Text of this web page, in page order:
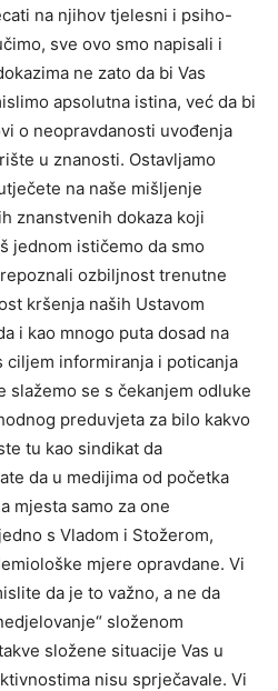
na njihov tjelesni i psiho-
sve ovo smo napisali i
ne zato da bi Vas
apsolutna istina, već da bi
o neopravdanosti uvođenja
u znanosti. Ostavljamo
na naše mišljenje
znanstvenih dokaza koji
jednom ističemo da smo
ozbiljnost trenutne
kršenja naših Ustavom
i kao mnogo puta dosad na
informiranja i poticanja
slažemo se s čekanjem odluke
preduvjeta za bilo kakvo
tu kao sindikat da
da u medijima od početka
mjesta samo za one
s Vladom i Stožerom,
mjere opravdane. Vi
da je to važno, a ne da
složenom
složene situacije Vas u
nisu sprječavale. Vi